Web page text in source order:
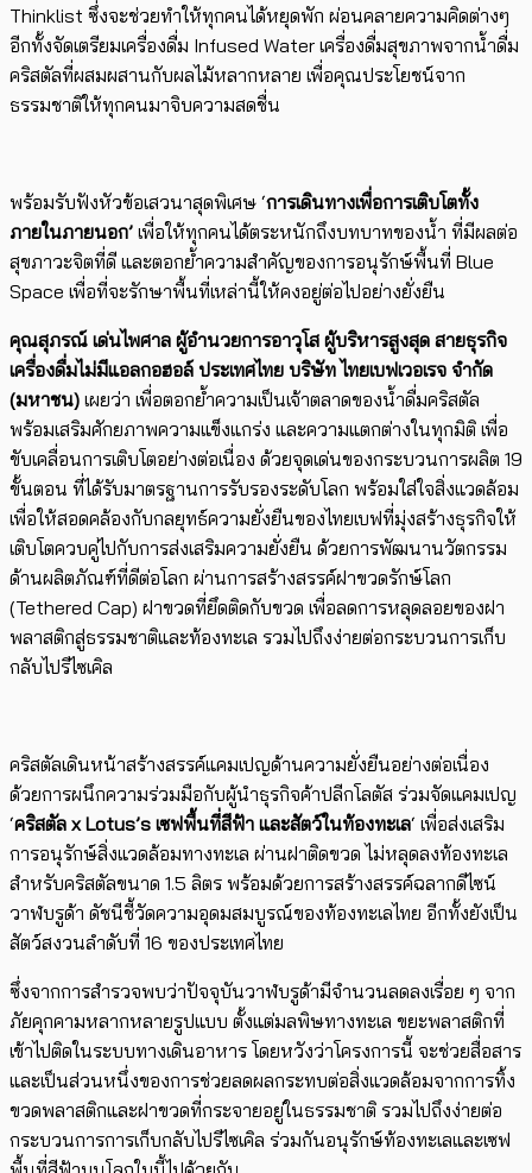
Thinklist ซึ่งจะช่วยทำให้ทุกคนได้หยุดพัก ผ่อนคลายความคิดต่างๆ
อีกทั้งจัดเตรียมเครื่องดื่ม Infused Water เครื่องดื่มสุขภาพจากน้ำดื่ม
คริสตัลที่ผสมผสานกับผลไม้หลากหลาย เพื่อคุณประโยชน์จาก
ธรรมชาติให้ทุกคนมาจิบความสดชื่น
พร้อมรับฟังหัวข้อเสวนาสุดพิเศษ ‘การเดินทางเพื่อการเติบโตทั้ง
ภายในภายนอก’ เพื่อให้ทุกคนได้ตระหนักถึงบทบาทของน้ำ ที่มีผลต่อ
สุขภาวะจิตที่ดี และตอกย้ำความสำคัญของการอนุรักษ์พื้นที่ Blue
Space เพื่อที่จะรักษาพื้นที่เหล่านี้ให้คงอยู่ต่อไปอย่างยั่งยืน
คุณสุภรณ์ เด่นไพศาล ผู้อำนวยการอาวุโส ผู้บริหารสูงสุด สายธุรกิจ
เครื่องดื่มไม่มีแอลกอฮอล์ ประเทศไทย บริษัท ไทยเบฟเวอเรจ จำกัด
(มหาชน) เผยว่า เพื่อตอกย้ำความเป็นเจ้าตลาดของน้ำดื่มคริสตัล​
พร้อมเสริมศักยภาพความแข็งแกร่ง และความแตกต่างในทุกมิติ เพื่อ
ขับเคลื่อนการเติบโตอย่างต่อเนื่อง ด้วยจุดเด่นของกระบวนการผลิต 19
ขั้นตอน ที่ได้รับมาตรฐานการรับรองระดับโลก พร้อมใส่ใจสิ่งแวดล้อม
เพื่อให้สอดคล้องกับกลยุทธ์ความยั่งยืนของไทยเบฟที่มุ่งสร้างธุรกิจให้
เติบโตควบคู่ไปกับการส่งเสริมความยั่งยืน ด้วยการพัฒนานวัตกรรม
ด้านผลิตภัณฑ์ที่ดีต่อโลก ผ่านการสร้างสรรค์ฝาขวดรักษ์โลก
(Tethered Cap) ฝาขวดที่ยึดติดกับขวด เพื่อลดการหลุดลอยของฝา
พลาสติกสู่ธรรมชาติและท้องทะเล รวมไปถึงง่ายต่อกระบวนการเก็บ
กลับไปรีไซเคิล
คริสตัลเดินหน้าสร้างสรรค์แคมเปญด้านความยั่งยืนอย่างต่อเนื่อง
ด้วยการผนึกความร่วมมือกับผู้นำธุรกิจค้าปลีกโลตัส ร่วมจัดแคมเปญ
‘คริสตัล x Lotus’s เซฟพื้นที่สีฟ้า และสัตว์ในท้องทะเล‘ เพื่อส่งเสริม
การอนุรักษ์สิ่งแวดล้อมทางทะเล ผ่านฝาติดขวด ไม่หลุดลงท้องทะเล
สำหรับคริสตัลขนาด 1.5 ลิตร พร้อมด้วยการสร้างสรรค์ฉลากดีไซน์
วาฬบรูด้า ดัชนีชี้วัดความอุดมสมบูรณ์ของท้องทะเลไทย อีกทั้งยังเป็น
สัตว์สงวนลำดับที่ 16 ของประเทศไทย
ซึ่งจากการสำรวจพบว่าปัจจุบันวาฬบรูด้ามีจำนวนลดลงเรื่อย ๆ จาก
ภัยคุกคามหลากหลายรูปแบบ ตั้งแต่มลพิษทางทะเล ขยะพลาสติกที่
เข้าไปติดในระบบทางเดินอาหาร โดยหวังว่าโครงการนี้ จะช่วยสื่อสาร
และเป็นส่วนหนึ่งของการช่วยลดผลกระทบต่อสิ่งแวดล้อมจากการทิ้ง
ขวดพลาสติกและฝาขวดที่กระจายอยู่ในธรรมชาติ รวมไปถึงง่ายต่อ
กระบวนการการเก็บกลับไปรีไซเคิล ร่วมกันอนุรักษ์ท้องทะเลและเซฟ